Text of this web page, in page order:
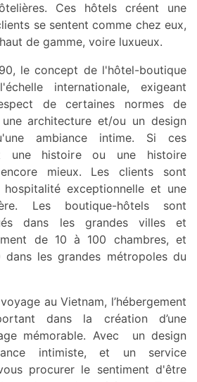
Ces hôtels créent une
se sentent comme chez eux,
de gamme, voire luxueux.
le concept de l'hôtel-boutique
internationale, exigeant
de certaines normes de
architecture et/ou un design
ambiance intime. Si ces
une histoire ou une histoire
mieux. Les clients sont
exceptionnelle et une
Les boutique-hôtels sont
dans les grandes villes et
de 10 à 100 chambres, et
les grandes métropoles du
au Vietnam, l’hébergement
dans la création d’une
mémorable. Avec un design
intimiste, et un service
procurer le sentiment d'être